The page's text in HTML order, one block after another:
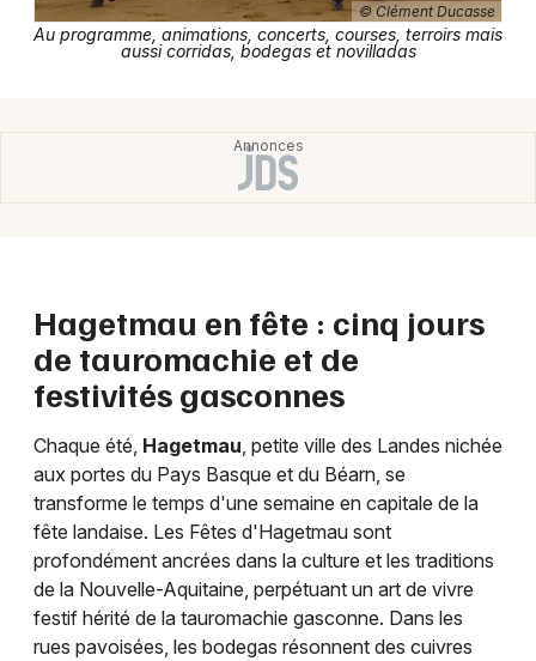
Actus dans les Landes
40 - Landes
Choisir mes départements
Mon email
Je m'abonne
© Clément Ducasse
Au programme, animations, concerts, courses, terroirs mais
aussi corridas, bodegas et novilladas
Hagetmau en fête : cinq jours
de tauromachie et de
festivités gasconnes
Chaque été, Hagetmau , petite ville des Landes nichée
aux portes du Pays Basque et du Béarn, se
transforme le temps d'une semaine en capitale de la
fête landaise. Les Fêtes d'Hagetmau sont
profondément ancrées dans la culture et les traditions
de la Nouvelle-Aquitaine, perpétuant un art de vivre
festif hérité de la tauromachie gasconne. Dans les
rues pavoisées, les bodegas résonnent des cuivres